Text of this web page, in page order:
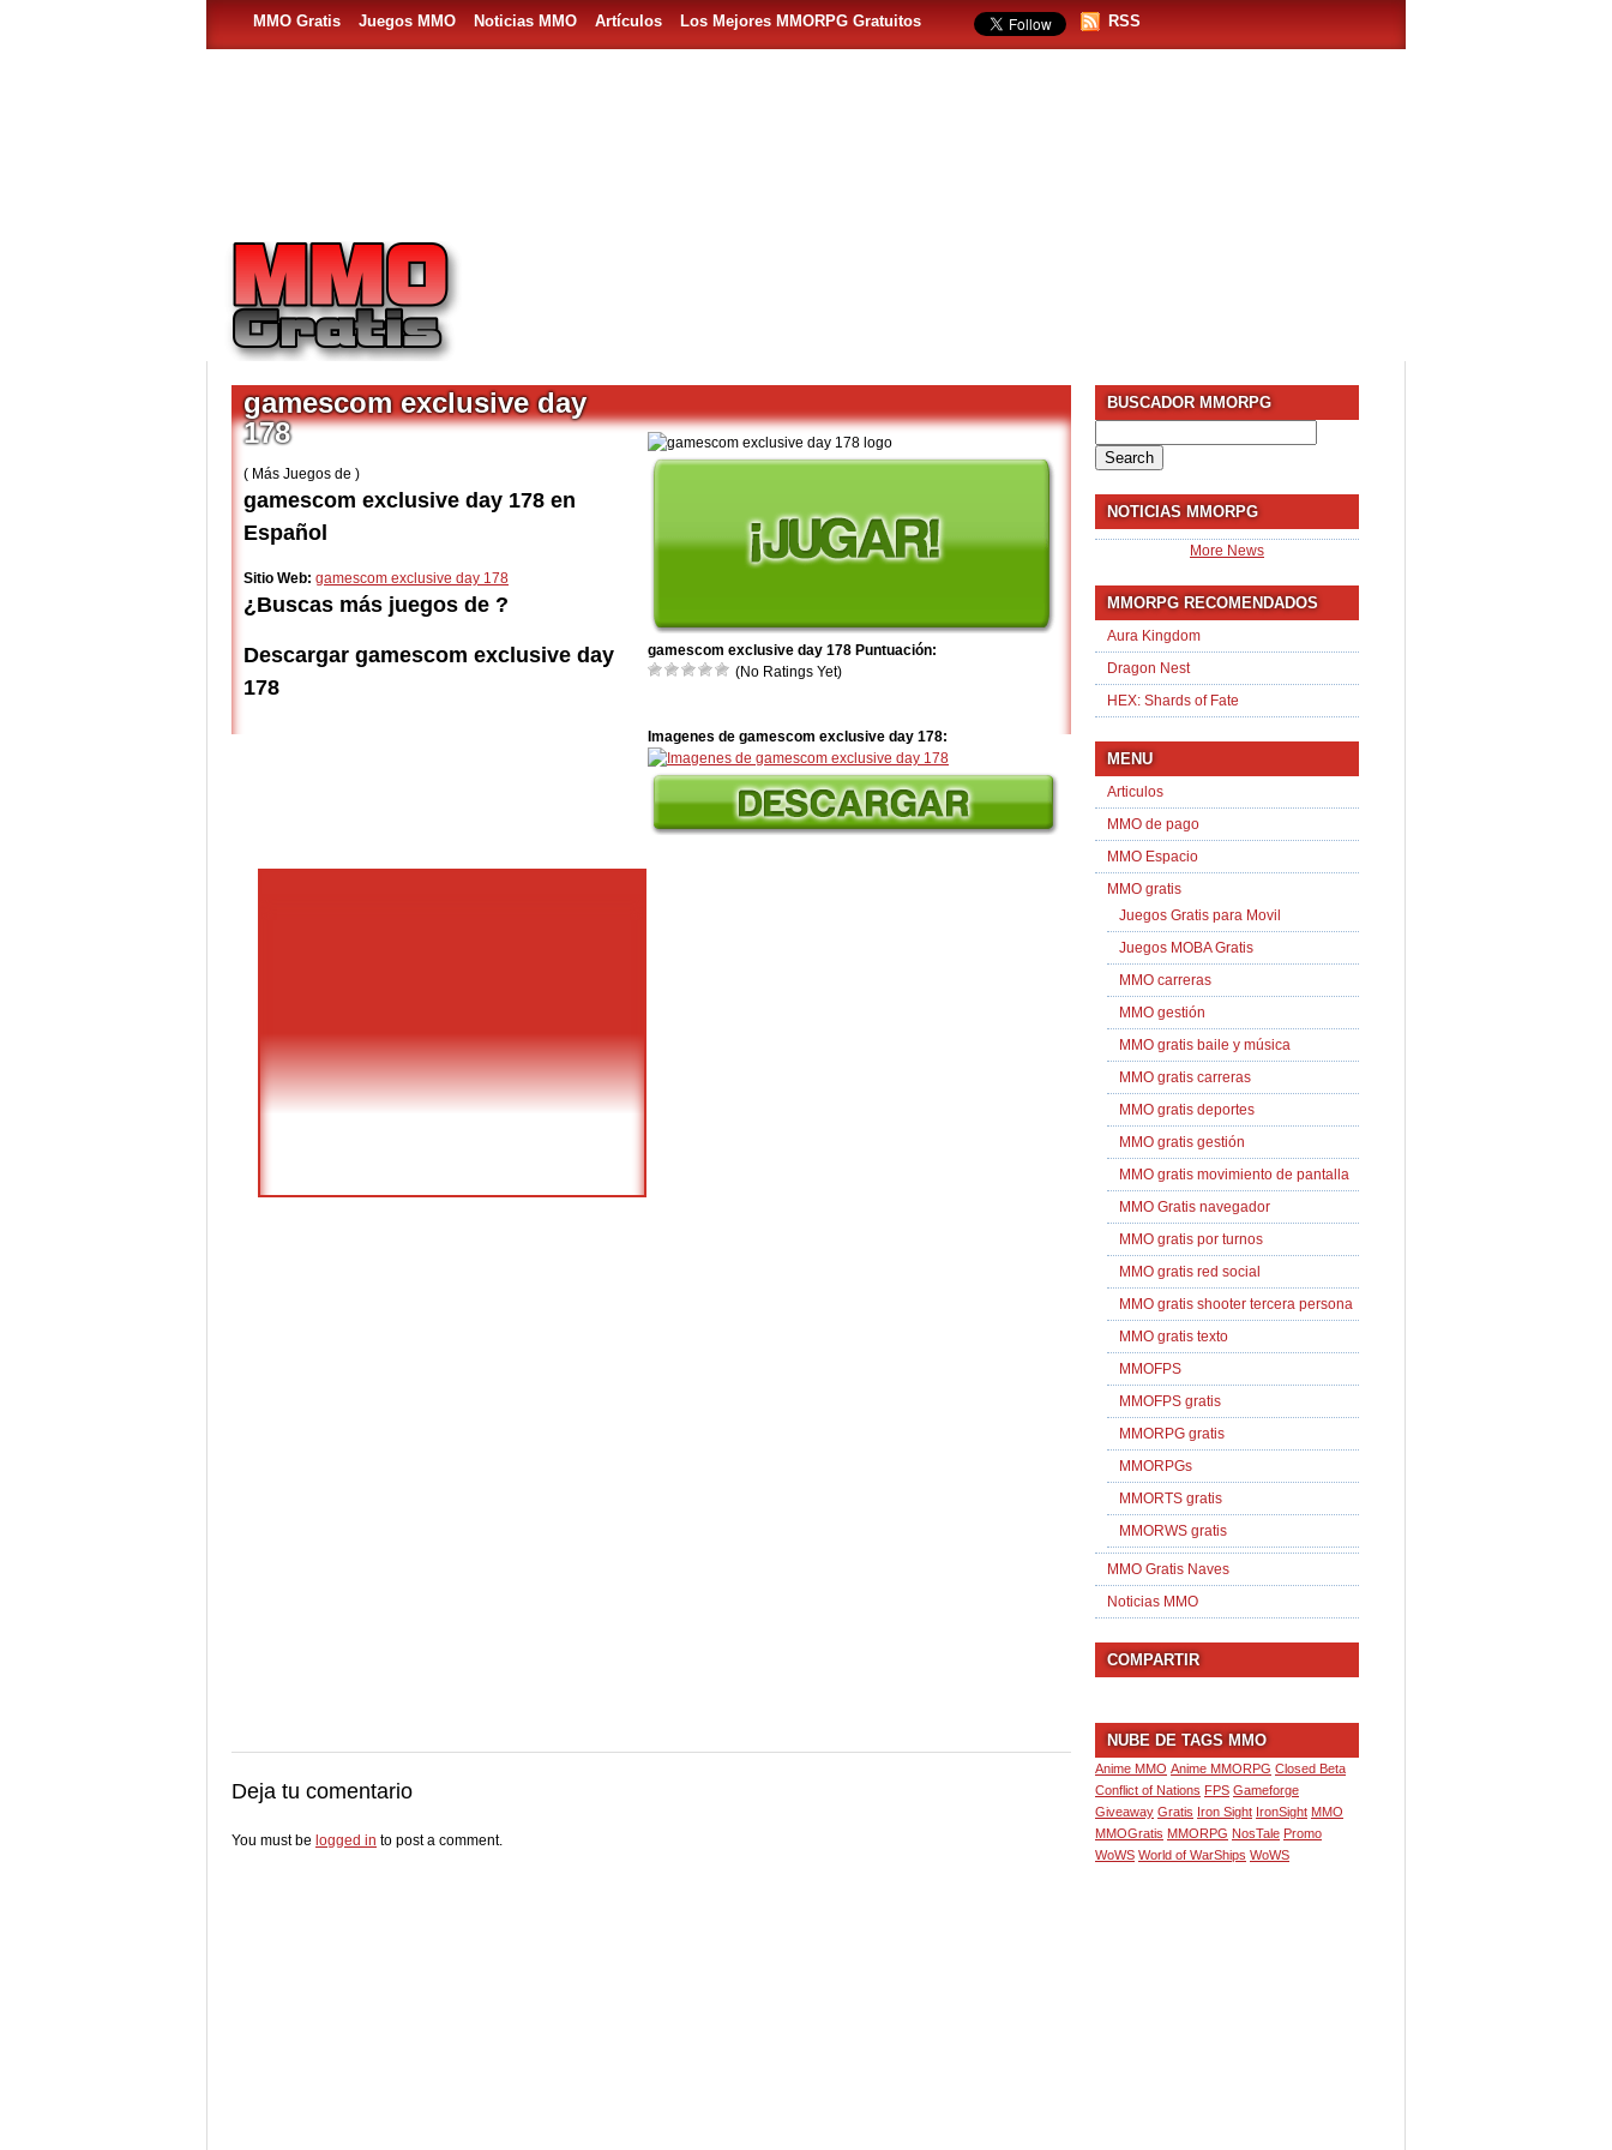
MMO Gratis Juegos MMO Noticias MMO Artículos Los Mejores MMORPG Gratuitos RSS
gamescom exclusive day 178 Puntuación:
(No Ratings Yet)
Imagenes de gamescom exclusive day 178:
gamescom exclusive day
178
( Más Juegos de )
gamescom exclusive day 178 en
Español
Sitio Web: gamescom exclusive day 178
¿Buscas más juegos de ?
Descargar gamescom exclusive day
178
Deja tu comentario
You must be logged in to post a comment.
BUSCADOR MMORPG
for:
NOTICIAS MMORPG
More News
MMORPG RECOMENDADOS
Aura Kingdom
Dragon Nest
HEX: Shards of Fate
MENU
Articulos
MMO de pago
MMO Espacio
MMO gratis
Juegos Gratis para Movil
Juegos MOBA Gratis
MMO carreras
MMO gestión
MMO gratis baile y música
MMO gratis carreras
MMO gratis deportes
MMO gratis gestión
MMO gratis movimiento de pantalla
MMO Gratis navegador
MMO gratis por turnos
MMO gratis red social
MMO gratis shooter tercera persona
MMO gratis texto
MMOFPS
MMOFPS gratis
MMORPG gratis
MMORPGs
MMORTS gratis
MMORWS gratis
MMO Gratis Naves
Noticias MMO
COMPARTIR
NUBE DE TAGS MMO
Anime MMO Anime MMORPG Closed Beta
Conflict of Nations FPS Gameforge
Giveaway Gratis Iron Sight IronSight MMO
MMOGratis MMORPG NosTale Promo
WoWS World of WarShips WoWS